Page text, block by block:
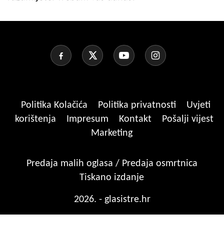
Politika Kolačića Politika privatnosti
Uvjeti
korištenja
Impresum Kontakt
Pošalji vijest
Marketing
Predaja malih oglasa / Predaja osmrtnica
Tiskano izdanje
2026. - glasistre.hr